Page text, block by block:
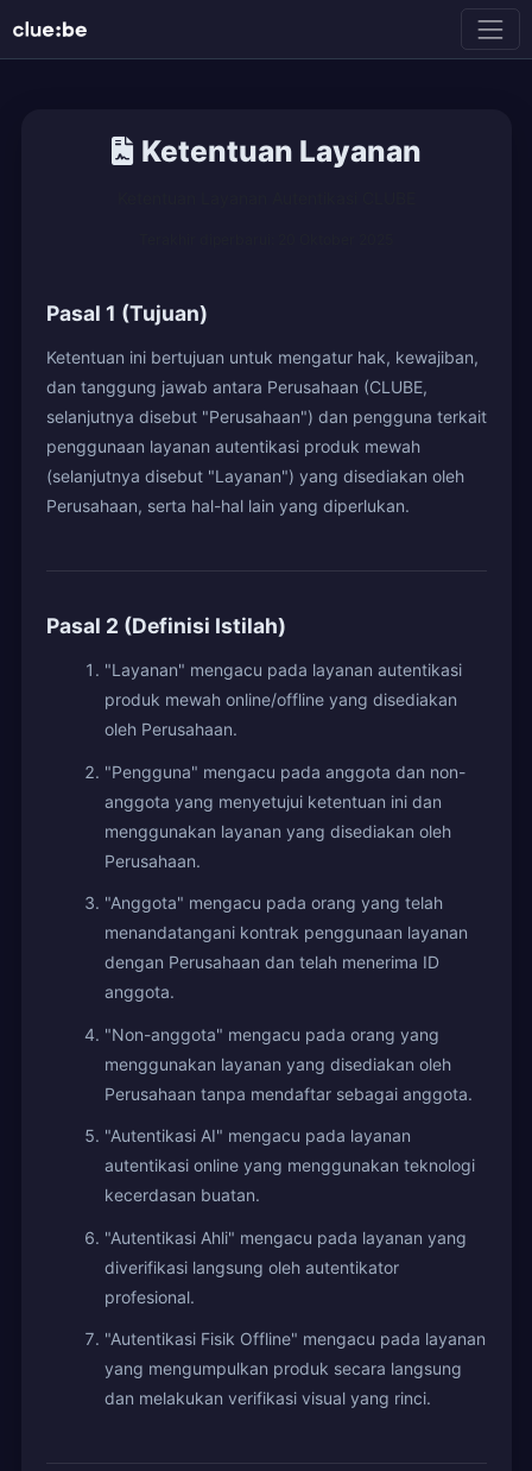
Ketentuan Layanan
Pasal 1 (Tujuan)
Ketentuan ini bertujuan untuk mengatur hak, kewajiban,
dan tanggung jawab antara Perusahaan (CLUBE,
selanjutnya disebut "Perusahaan") dan pengguna terkait
penggunaan layanan autentikasi produk mewah
(selanjutnya disebut "Layanan") yang disediakan oleh
Perusahaan, serta hal-hal lain yang diperlukan.
Pasal 2 (Definisi Istilah)
"Layanan" mengacu pada layanan autentikasi
produk mewah online/offline yang disediakan
oleh Perusahaan.
"Pengguna" mengacu pada anggota dan non-
anggota yang menyetujui ketentuan ini dan
menggunakan layanan yang disediakan oleh
Perusahaan.
"Anggota" mengacu pada orang yang telah
menandatangani kontrak penggunaan layanan
dengan Perusahaan dan telah menerima ID
anggota.
"Non-anggota" mengacu pada orang yang
menggunakan layanan yang disediakan oleh
Perusahaan tanpa mendaftar sebagai anggota.
"Autentikasi AI" mengacu pada layanan
autentikasi online yang menggunakan teknologi
kecerdasan buatan.
"Autentikasi Ahli" mengacu pada layanan yang
diverifikasi langsung oleh autentikator
profesional.
"Autentikasi Fisik Offline" mengacu pada layanan
yang mengumpulkan produk secara langsung
dan melakukan verifikasi visual yang rinci.